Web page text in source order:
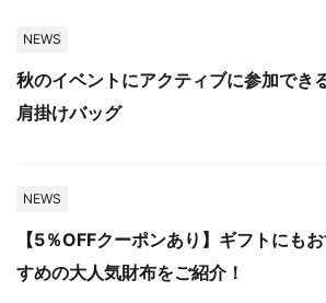
NEWS
秋のイベントにアクティブに参加でき
肩掛けバッグ
NEWS
【5％OFFクーポンあり】ギフトにも
すめの大人気財布をご紹介！